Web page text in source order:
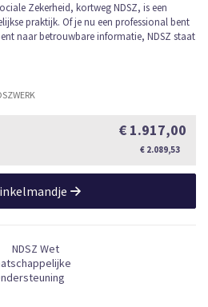
Zekerheid, kortweg NDSZ, is een
praktijk. Of je nu een professional bent
naar betrouwbare informatie, NDSZ staat
€ 1.917,00
€ 2.089,53